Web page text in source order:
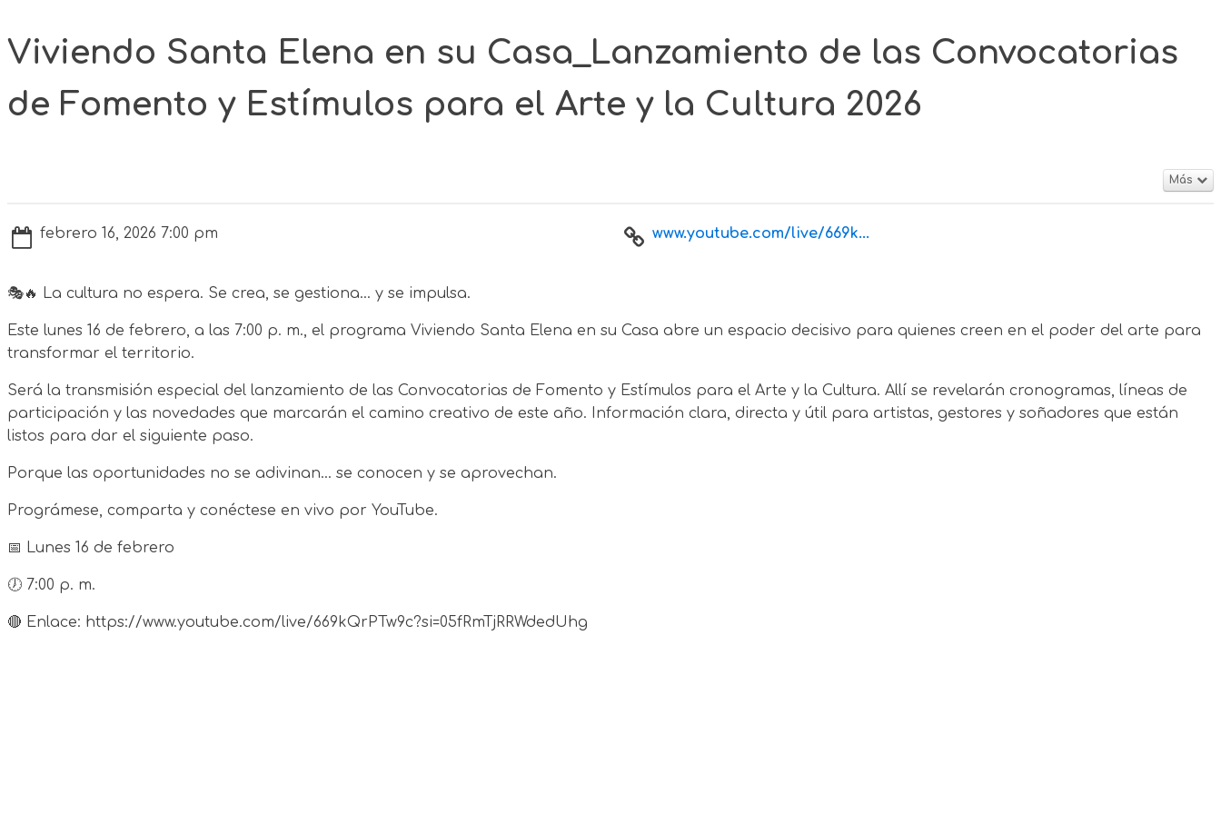
Viviendo Santa Elena en su Casa_Lanzamiento de las Convocatorias
de Fomento y Estímulos para el Arte y la Cultura 2026
Más
febrero 16, 2026 7:00 pm www.youtube.com/live/669k...
🎭🔥 La cultura no espera. Se crea, se gestiona… y se impulsa.
Este lunes 16 de febrero, a las 7:00 p. m., el programa Viviendo Santa Elena en su Casa abre un espacio decisivo para quienes creen en el poder del arte para
transformar el territorio.
Será la transmisión especial del lanzamiento de las Convocatorias de Fomento y Estímulos para el Arte y la Cultura. Allí se revelarán cronogramas, líneas de
participación y las novedades que marcarán el camino creativo de este año. Información clara, directa y útil para artistas, gestores y soñadores que están
listos para dar el siguiente paso.
Porque las oportunidades no se adivinan… se conocen y se aprovechan.
Prográmese, comparta y conéctese en vivo por YouTube.
📅 Lunes 16 de febrero
🕖 7:00 p. m.
🔴 Enlace: https://www.youtube.com/live/669kQrPTw9c?si=05fRmTjRRWdedUhg